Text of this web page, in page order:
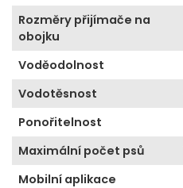
Rozměry přijímače na
obojku
Voděodolnost
Vodotěsnost
Ponořitelnost
Maximální počet psů
Mobilní aplikace